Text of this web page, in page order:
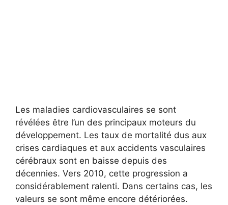
Les maladies cardiovasculaires se sont
révélées être l’un des principaux moteurs du
développement. Les taux de mortalité dus aux
crises cardiaques et aux accidents vasculaires
cérébraux sont en baisse depuis des
décennies. Vers 2010, cette progression a
considérablement ralenti. Dans certains cas, les
valeurs se sont même encore détériorées.